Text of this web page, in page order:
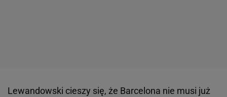
Lewandowski cieszy się, że Barcelona nie musi już